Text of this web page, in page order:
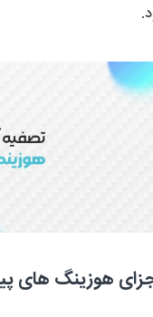
هوزینگ